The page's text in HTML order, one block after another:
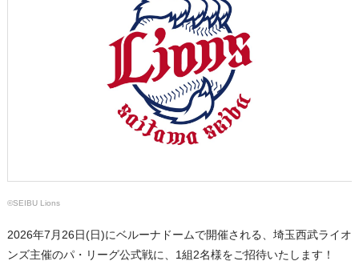
©SEIBU Lions
2026年7月26日(日)にベルーナドームで開催される、埼玉西武ライオ
ンズ主催のパ・リーグ公式戦に、1組2名様をご招待いたします！